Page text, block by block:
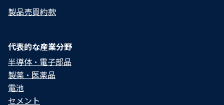
(1)トレンドマイクロ社製「ウイルスバスター コーポ
(2)マカフィー社製「インターネット セキュリティ
ver.12.8」以上
(3)シマンテック社製「ノートン インターネット セ
キュリティ
製品売買約款
代表的な産業分野
半導体・電子部品
製薬・医薬品
電池
セメント